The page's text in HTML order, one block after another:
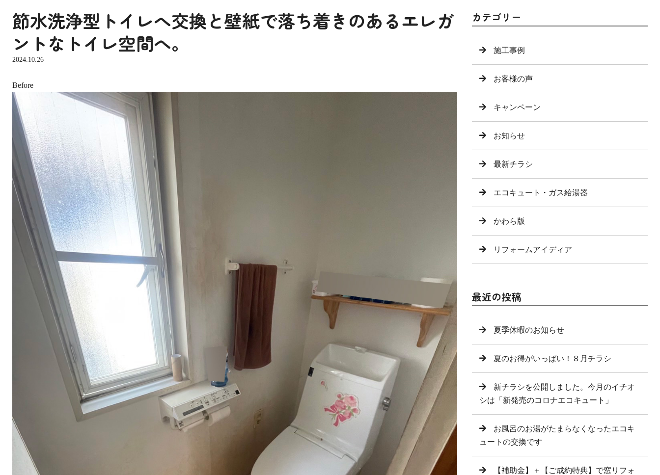
節水洗浄型トイレへ交換と壁紙で落ち着きのあるエレガ
ントなトイレ空間へ。
2024.10.26
Before
カテゴリー
施工事例
お客様の声
キャンペーン
お知らせ
最新チラシ
エコキュート・ガス給湯器
かわら版
リフォームアイディア
最近の投稿
夏季休暇のお知らせ
夏のお得がいっぱい！８月チラシ
新チラシを公開しました。今月のイチオ
シは「新発売のコロナエコキュート」
お風呂のお湯がたまらなくなったエコキ
ュートの交換です
【補助金】＋【ご成約特典】で窓リフォ